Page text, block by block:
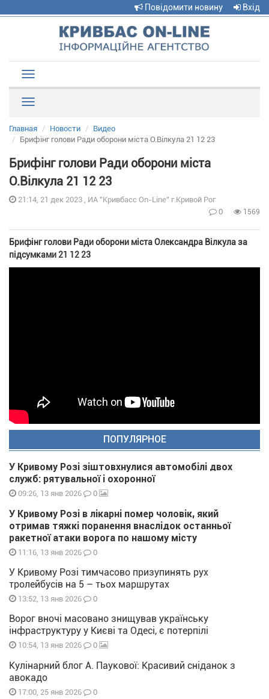
Повідомити новину Вхід
navigation
Главная Новости
Видео
Брифінг голови Ради оборони міста О.Вілкула 21 12 23
Брифінг голови Ради оборони міста
О.Вілкула 21 12 23
21:14, 21 дек 2023 , ИА "Кривбасс On-Line" г.Кривой Рог
0 1569
Брифінг голови Ради оборони міста Олександра Вілкула за
підсумками 21 12 23
ПОПУЛЯРНОЕ
У Кривому Розі зіштовхнулися автомобілі двох
служб: рятувальної і охоронної
09:26, 13 янв 2026 0
У Кривому Розі в лікарні помер чоловік, який
отримав тяжкі поранення внаслідок останньої
ракетної атаки ворога по нашому місту
11:16, 13 янв 2026 0
У Кривому Розі тимчасово призупинять рух
тролейбусів на 5 – тьох маршрутах
13:52, 13 янв 2026 0
Ворог вночі масовано знищував українську
інфраструктуру у Києві та Одесі, є потерпілі
10:54, 13 янв 2026 0
Кулінарний блог А. Паукової: Красивий сніданок з
авокадо
17:00, 25 янв 2026 0